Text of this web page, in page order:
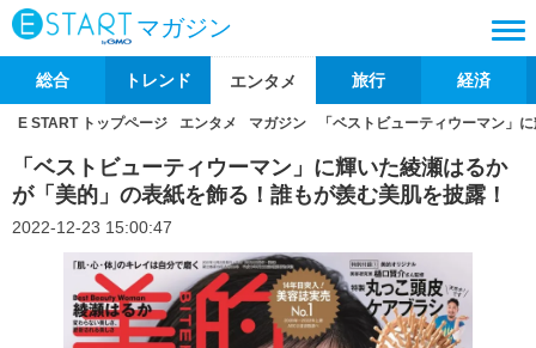
マガジン
総合 トレンド エンタメ 旅行 経済
E START トップページ エンタメ マガジン 「ベストビューティウーマン」
「ベストビューティウーマン」に輝いた綾瀬はるか
が「美的」の表紙を飾る！誰もが羨む美肌を披露！
2022-12-23 15:00:47